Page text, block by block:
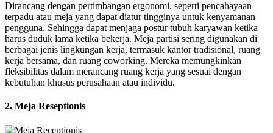
Dirancang dengan pertimbangan ergonomi, seperti pencahayaan
terpadu atau meja yang dapat diatur tingginya untuk kenyamanan
pengguna. Sehingga dapat menjaga postur tubuh karyawan ketika
harus duduk lama ketika bekerja. Meja partisi sering digunakan di
berbagai jenis lingkungan kerja, termasuk kantor tradisional, ruang
kerja bersama, dan ruang coworking. Mereka memungkinkan
fleksibilitas dalam merancang ruang kerja yang sesuai dengan
kebutuhan khusus perusahaan atau individu.
2. Meja Reseptionis